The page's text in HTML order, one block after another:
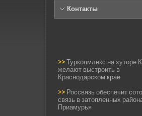
Контакты
>> Туркопмлекс на хуторе
желают выстроить в
Краснодарском крае
>> Россвязь обеспечит
связь в затопленных
Приамурья